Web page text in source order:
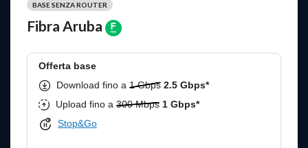
BASE SENZA ROUTER
Fibra Aruba
Offerta base
Download fino a 1 Gbps 2.5 Gbps*
Upload fino a 300 Mbps 1 Gbps*
Stop&Go